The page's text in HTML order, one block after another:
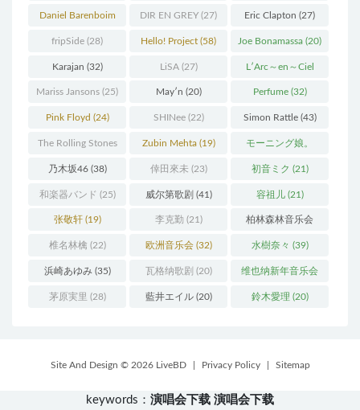
Thielemann(36) (25)
Daniel Barenboim
(37)
DIR EN GREY (27) Eric Clapton (27)
fripSide (28) Hello! Project (58) Joe Bonamassa (20)
Karajan (32) LiSA(27) L′Arc～en～Ciel
(41)
Mariss Jansons (25) May′n (20) Perfume(32)
Pink Floyd (24) SHINee(22) Simon Rattle(43)
The Rolling Stones
(30)
Zubin Mehta(19) モーニング娘。
(27)
乃木坂46(38) 倖田來未 (23) 初音ミク (21)
和楽器バンド (25) 威尔第歌剧 (41) 容祖儿(21)
张敬轩(19) 李克勤 (21) 柏林森林音乐会
(22)
椎名林檎 (22) 欧洲音乐会(32) 水樹奈々 (39)
浜崎あゆみ(35) 瓦格纳歌剧 (20) 维也纳新年音乐会
(19)
茅原実里 (28) 藍井エイル(20) 鈴木愛理 (20)
Site And Design © 2026 LiveBD Privacy Policy Sitemap
keywords： 演唱会下载 演唱会下载